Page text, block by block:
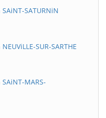
SATURNiN
SUR-SARTHE
MARS-